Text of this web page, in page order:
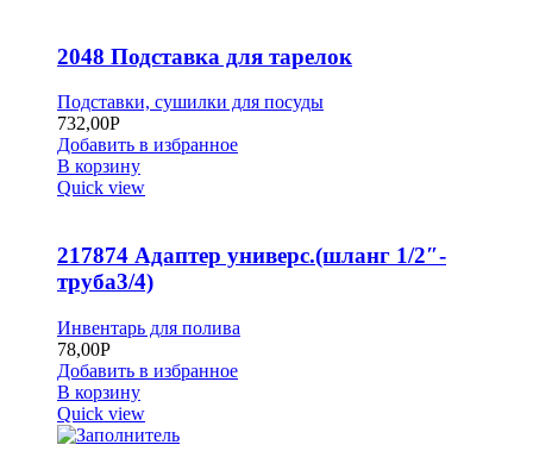
2048 Подставка для тарелок
Подставки, сушилки для посуды
732,00Р
Добавить в избранное
В корзину
Quick view
217874 Адаптер универс.(шланг 1/2″-
труба3/4)
Инвентарь для полива
78,00Р
Добавить в избранное
В корзину
Quick view